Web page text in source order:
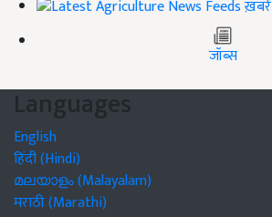
ख़बरें
जॉब्स
Languages
English
हिंदी (Hindi)
മലയാളം (Malayalam)
मराठी (Marathi)